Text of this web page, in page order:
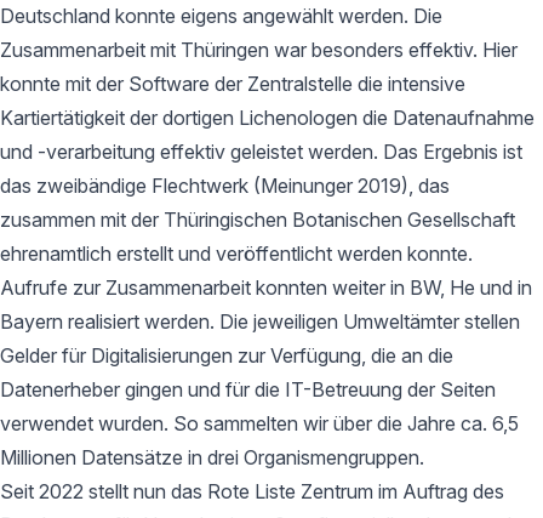
Deutschland konnte eigens angewählt werden. Die
Zusammenarbeit mit Thüringen war besonders effektiv. Hier
konnte mit der Software der Zentralstelle die intensive
Kartiertätigkeit der dortigen Lichenologen die Datenaufnahme
und -verarbeitung effektiv geleistet werden. Das Ergebnis ist
das zweibändige Flechtwerk (Meinunger 2019), das
zusammen mit der Thüringischen Botanischen Gesellschaft
ehrenamtlich erstellt und veröffentlicht werden konnte.
Aufrufe zur Zusammenarbeit konnten weiter in BW, He und in
Bayern realisiert werden. Die jeweiligen Umweltämter stellen
Gelder für Digitalisierungen zur Verfügung, die an die
Datenerheber gingen und für die IT-Betreuung der Seiten
verwendet wurden. So sammelten wir über die Jahre ca. 6,5
Millionen Datensätze in drei Organismengruppen.
Seit 2022 stellt nun das Rote Liste Zentrum im Auftrag des